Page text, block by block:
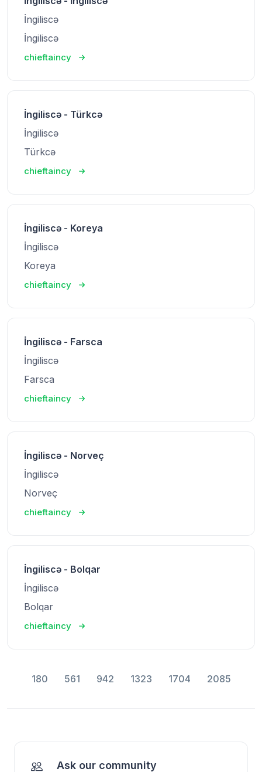
İngiliscə
İngiliscə
chieftaincy
İngiliscə - Türkcə
İngiliscə
Türkcə
chieftaincy
İngiliscə - Koreya
İngiliscə
Koreya
chieftaincy
İngiliscə - Farsca
İngiliscə
Farsca
chieftaincy
İngiliscə - Norveç
İngiliscə
Norveç
chieftaincy
İngiliscə - Bolqar
İngiliscə
Bolqar
chieftaincy
180 561 942 1323 1704 2085
Ask our community